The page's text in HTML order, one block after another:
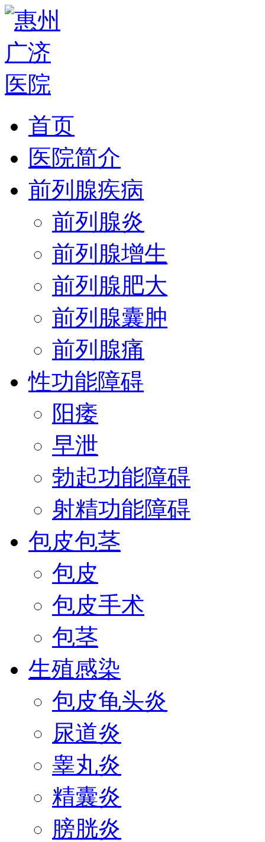
首页
医院简介
前列腺疾病
前列腺炎
前列腺增生
前列腺肥大
前列腺囊肿
前列腺痛
性功能障碍
阳痿
早泄
勃起功能障碍
射精功能障碍
包皮包茎
包皮
包皮手术
包茎
生殖感染
包皮龟头炎
尿道炎
睾丸炎
精囊炎
膀胱炎